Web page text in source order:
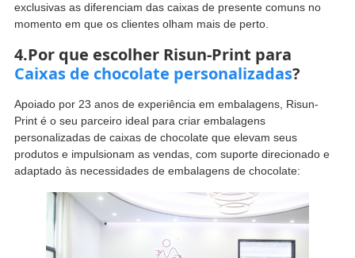
exclusivas as diferenciam das caixas de presente comuns no
momento em que os clientes olham mais de perto.
4.Por que escolher Risun-Print para
Caixas de chocolate personalizadas?
Apoiado por 23 anos de experiência em embalagens, Risun-
Print é o seu parceiro ideal para criar embalagens
personalizadas de caixas de chocolate que elevam seus
produtos e impulsionam as vendas, com suporte direcionado e
adaptado às necessidades de embalagens de chocolate: